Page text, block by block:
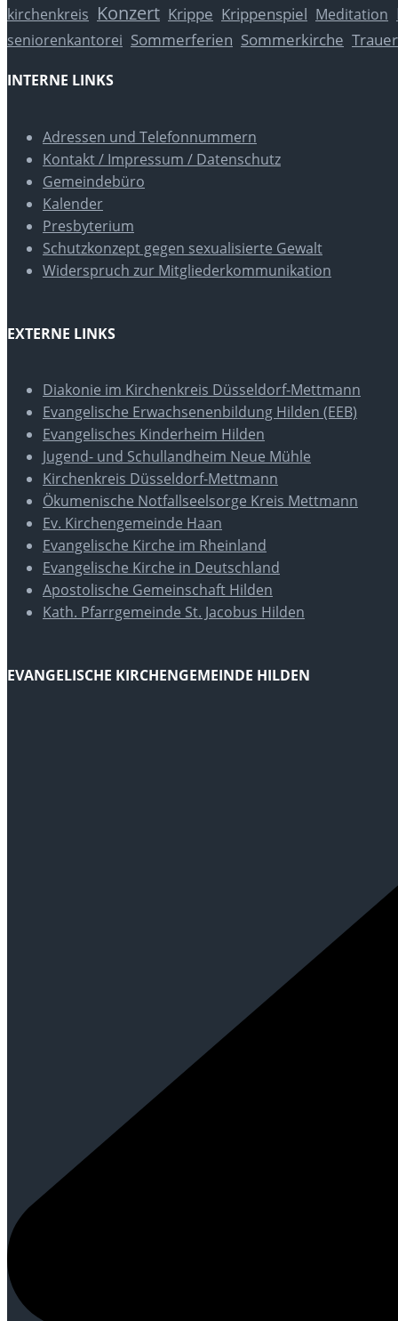
kirchenkreis Konzert Krippe Krippenspiel Meditation
seniorenkantorei Sommerferien Sommerkirche Trauer
INTERNE LINKS
Adressen und Telefonnummern
Kontakt / Impressum / Datenschutz
Gemeindebüro
Kalender
Presbyterium
Schutzkonzept gegen sexualisierte Gewalt
Widerspruch zur Mitgliederkommunikation
EXTERNE LINKS
Diakonie im Kirchenkreis Düsseldorf-Mettmann
Evangelische Erwachsenenbildung Hilden (EEB)
Evangelisches Kinderheim Hilden
Jugend- und Schullandheim Neue Mühle
Kirchenkreis Düsseldorf-Mettmann
Ökumenische Notfallseelsorge Kreis Mettmann
Ev. Kirchengemeinde Haan
Evangelische Kirche im Rheinland
Evangelische Kirche in Deutschland
Apostolische Gemeinschaft Hilden
Kath. Pfarrgemeinde St. Jacobus Hilden
EVANGELISCHE KIRCHENGEMEINDE HILDEN